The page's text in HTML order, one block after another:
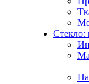
Стекло: